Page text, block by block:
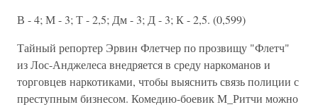
В - 4; М - 3; Т - 2,5; Дм - 3; Д - 3; К - 2,5. (0,599)
Тайный репортер Эрвин Флетчер по прозвищу "Флетч"
из Лос-Анджелеса внедряется в среду наркоманов и
торговцев наркотиками, чтобы выяснить связь полиции с
преступным бизнесом. Комедию-боевик М_Ритчи можно